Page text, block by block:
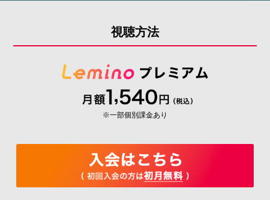
視聴方法
※一部個別課金あり